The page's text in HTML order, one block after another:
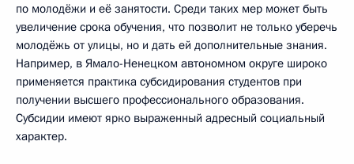
по молодёжи и её занятости. Среди таких мер может быть
увеличение срока обучения, что позволит не только уберечь
молодёжь от улицы, но и дать ей дополнительные знания.
Например, в Ямало-Ненецком автономном округе широко
применяется практика субсидирования студентов при
получении высшего профессионального образования.
Субсидии имеют ярко выраженный адресный социальный
характер.